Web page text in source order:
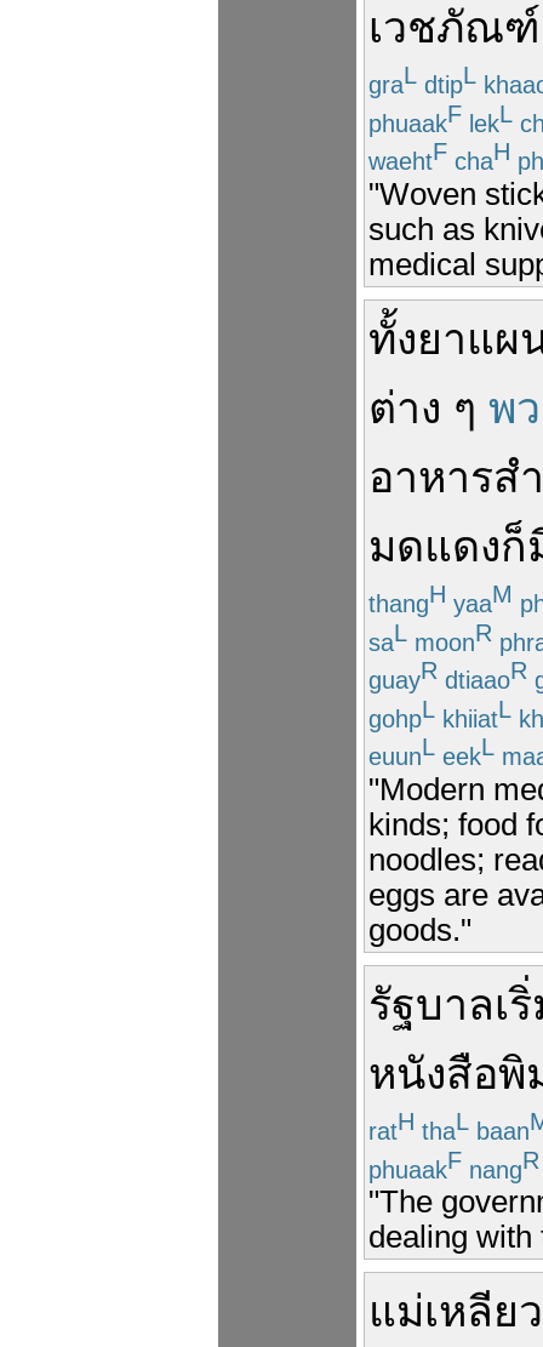
เวชภัณฑ์
graL dtipL
phuaakF lekL
waehtF chaH
"Woven
such as
medical
ทั้งยาแผ
ต่าง ๆ พ
อาหารส
มดแดงก็
thangH yaaM
saL moonR
guayR dtiaaoR
gohpL khiiatL
euunL eekL
"Modern
kinds; food
noodles;
eggs are
goods."
รัฐบาลเ
หนังสือพิ
ratH thaL baan
phuaakF nangR
"The
dealing with
แม่เหลียว